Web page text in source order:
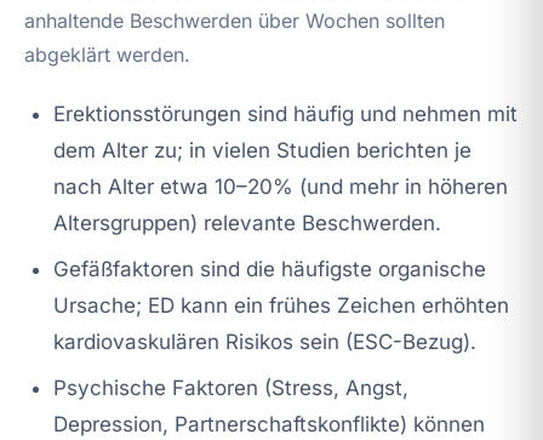
anhaltende Beschwerden über Wochen sollten
abgeklärt werden.
Erektionsstörungen sind häufig und nehmen mit
dem Alter zu; in vielen Studien berichten je
nach Alter etwa 10–20% (und mehr in höheren
Altersgruppen) relevante Beschwerden.
Gefäßfaktoren sind die häufigste organische
Ursache; ED kann ein frühes Zeichen erhöhten
kardiovaskulären Risikos sein (ESC-Bezug).
Psychische Faktoren (Stress, Angst,
Depression, Partnerschaftskonflikte) können